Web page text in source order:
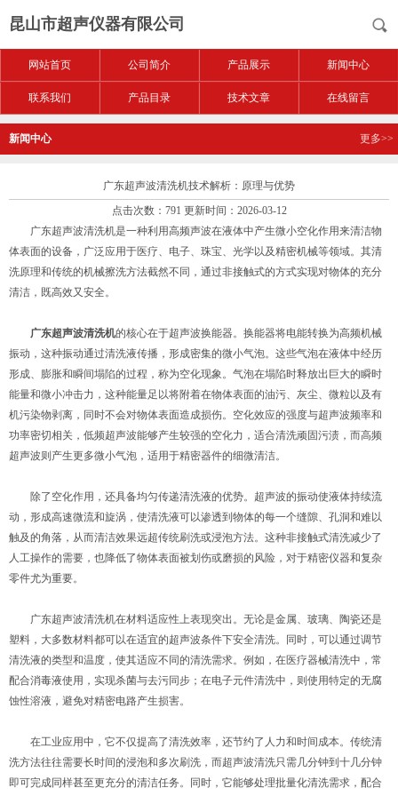
昆山市超声仪器有限公司
网站首页 公司简介 产品展示 新闻中心
联系我们 产品目录 技术文章 在线留言
新闻中心 更多>>
广东超声波清洗机技术解析：原理与优势
点击次数：791 更新时间：2026-03-12
广东超声波清洗机是一种利用高频声波在液体中产生微小空化作用来清洁物
体表面的设备，广泛应用于医疗、电子、珠宝、光学以及精密机械等领域。其清
洗原理和传统的机械擦洗方法截然不同，通过非接触式的方式实现对物体的充分
清洁，既高效又安全。
广东超声波清洗机的核心在于超声波换能器。换能器将电能转换为高频机械
振动，这种振动通过清洗液传播，形成密集的微小气泡。这些气泡在液体中经历
形成、膨胀和瞬间塌陷的过程，称为空化现象。气泡在塌陷时释放出巨大的瞬时
能量和微小冲击力，这种能量足以将附着在物体表面的油污、灰尘、微粒以及有
机污染物剥离，同时不会对物体表面造成损伤。空化效应的强度与超声波频率和
功率密切相关，低频超声波能够产生较强的空化力，适合清洗顽固污渍，而高频
超声波则产生更多微小气泡，适用于精密器件的细微清洁。
除了空化作用，还具备均匀传递清洗液的优势。超声波的振动使液体持续流
动，形成高速微流和旋涡，使清洗液可以渗透到物体的每一个缝隙、孔洞和难以
触及的角落，从而清洁效果远超传统刷洗或浸泡方法。这种非接触式清洗减少了
人工操作的需要，也降低了物体表面被划伤或磨损的风险，对于精密仪器和复杂
零件尤为重要。
广东超声波清洗机在材料适应性上表现突出。无论是金属、玻璃、陶瓷还是
塑料，大多数材料都可以在适宜的超声波条件下安全清洗。同时，可以通过调节
清洗液的类型和温度，使其适应不同的清洗需求。例如，在医疗器械清洗中，常
配合消毒液使用，实现杀菌与去污同步；在电子元件清洗中，则使用特定的无腐
蚀性溶液，避免对精密电路产生损害。
在工业应用中，它不仅提高了清洗效率，还节约了人力和时间成本。传统清
洗方法往往需要长时间的浸泡和多次刷洗，而超声波清洗只需几分钟到十几分钟
即可完成同样甚至更充分的清洁任务。同时，它能够处理批量化清洗需求，配合